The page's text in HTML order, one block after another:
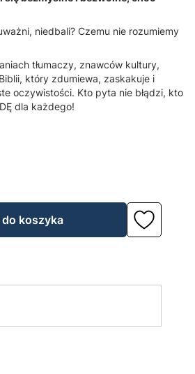
niedbali? Czemu nie rozumiemy
tłumaczy, znawców kultury,
który zdumiewa, zaskakuje i
oczywistości. Kto pyta nie błądzi, kto
dla każdego!
do koszyka